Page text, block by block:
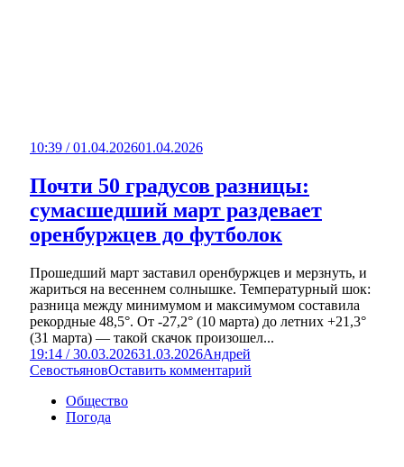
10:39 / 01.04.202601.04.2026
Почти 50 градусов разницы:
сумасшедший март раздевает
оренбуржцев до футболок
Прошедший март заставил оренбуржцев и мерзнуть, и
жариться на весеннем солнышке. Температурный шок:
разница между минимумом и максимумом составила
рекордные 48,5°. От -27,2° (10 марта) до летних +21,3°
(31 марта) — такой скачок произошел...
19:14 / 30.03.202631.03.2026Андрей
СевостьяновОставить комментарий
Общество
Погода